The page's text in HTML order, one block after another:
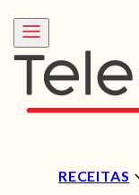
RECEITAS